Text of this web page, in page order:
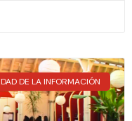
DE LA INFORMACIÓN